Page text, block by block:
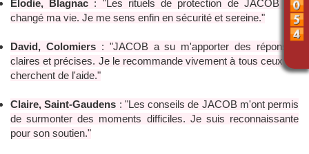
Elodie, Blagnac : "Les rituels de protection de JACOB ont
changé ma vie. Je me sens enfin en sécurité et sereine."
David, Colomiers: "JACOB a su m'apporter des réponses
claires et précises. Je le recommande vivement à tous ceux qui
cherchent de l'aide."
Claire, Saint-Gaudens : "Les conseils de JACOB m'ont permis
de surmonter des moments difficiles. Je suis reconnaissante
pour son soutien."